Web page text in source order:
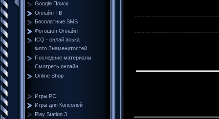
Google Поиск
Онлайн ТВ
Бесплатные SMS
Фотошоп Онлайн
ICQ - онлай аська
Фото Знаменитостей
Последние материалы
Смотреть онлайн
Online Shop
================
Игры PC
Игры для Консолей
Play Station 3